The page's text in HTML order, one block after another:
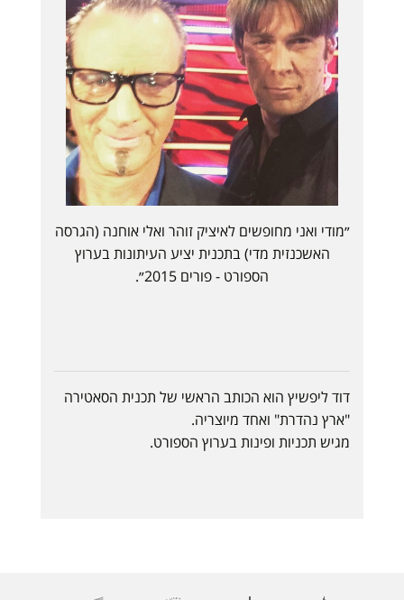
״מודי ואני מחופשים לאיציק זוהר ואלי אוחנה (הגרסה
האשכנזית מדי) בתכנית יציע העיתונות בערוץ
הספורט - פורים 2015״.
דוד ליפשיץ הוא הכותב הראשי של תכנית הסאטירה
"ארץ נהדרת" ואחד מיוצריה.
מגיש תכניות ופינות בערוץ הספורט.